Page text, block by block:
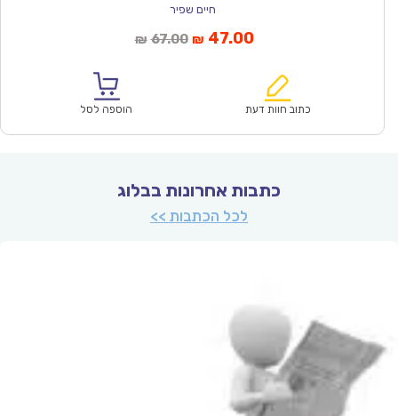
חיים שפיר
₪ 67.00המחיר
₪67.00.
₪ 47.00המחיר
הוא:
כתוב חוות דעת הוספה לסל
כתבות אחרונות בבלוג
לכל הכתבות >>